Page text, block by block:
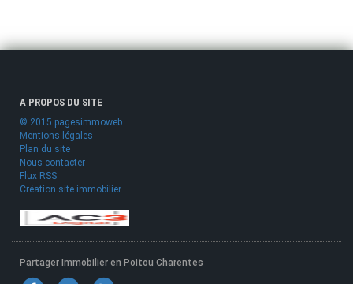
A PROPOS DU SITE
© 2015 pagesimmoweb
Mentions légales
Plan du site
Nous contacter
Flux RSS
Création site immobilier
Partager Immobilier en Poitou Charentes